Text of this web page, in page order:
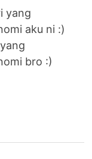
yang
aku ni :)
bro :)